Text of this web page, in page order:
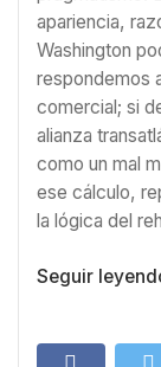
apariencia,
Washington
respondemos
comercial; si
alianza
como un mal
ese cálculo,
la lógica del
Seguir